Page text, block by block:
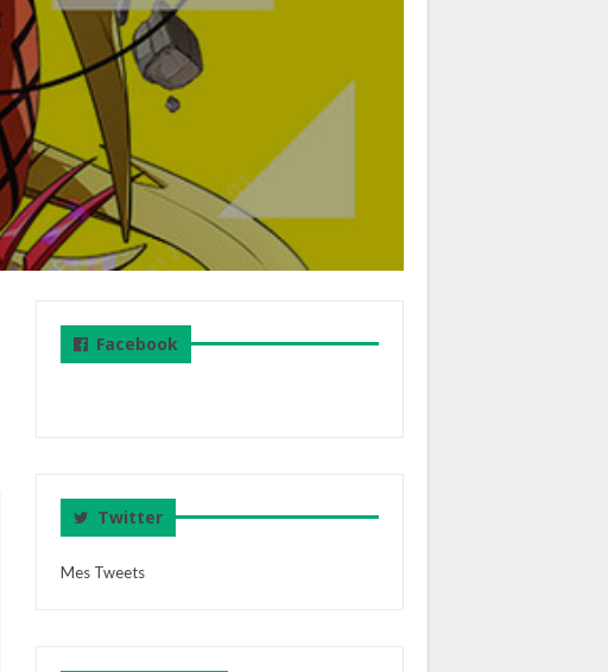
Facebook
Twitter
Mes Tweets